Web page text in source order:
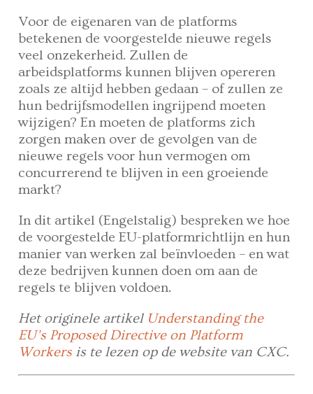
Voor de eigenaren van de platforms
betekenen de voorgestelde nieuwe regels
veel onzekerheid. Zullen de
arbeidsplatforms kunnen blijven opereren
zoals ze altijd hebben gedaan – of zullen ze
hun bedrijfsmodellen ingrijpend moeten
wijzigen? En moeten de platforms zich
zorgen maken over de gevolgen van de
nieuwe regels voor hun vermogen om
concurrerend te blijven in een groeiende
markt?
In dit artikel (Engelstalig) bespreken we hoe
de voorgestelde EU-platformrichtlijn en hun
manier van werken zal beïnvloeden – en wat
deze bedrijven kunnen doen om aan de
regels te blijven voldoen.
Het originele artikel Understanding the
EU’s Proposed Directive on Platform
Workers is te lezen op de website van CXC.